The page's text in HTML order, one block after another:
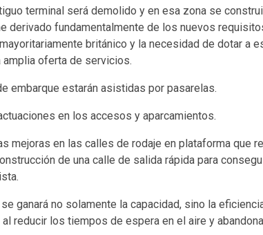
terminal será demolido y en esa zona se
derivado fundamentalmente de los nuevos
británico y la necesidad de dotar a
amplia oferta de servicios.
embarque estarán asistidas por pasarelas.
en los accesos y aparcamientos.
mejoras en las calles de rodaje en plataforma que
de una calle de salida rápida para
ganará no solamente la capacidad, sino la
reducir los tiempos de espera en el aire y